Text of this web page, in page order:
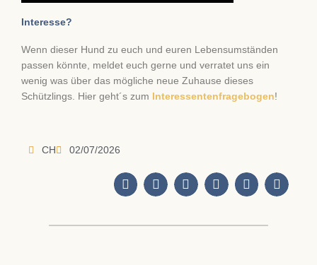
Interesse?
Wenn dieser Hund zu euch und euren Lebensumständen
passen könnte, meldet euch gerne und verratet uns ein
wenig was über das mögliche neue Zuhause dieses
Schützlings. Hier geht´s zum
Interessentenfragebogen!
CH 02/07/2026